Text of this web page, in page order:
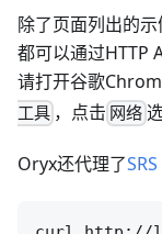
除了页面列出的
都可以通过HTTP
请打开谷歌
工具 ，点击 网络
Oryx还代理了